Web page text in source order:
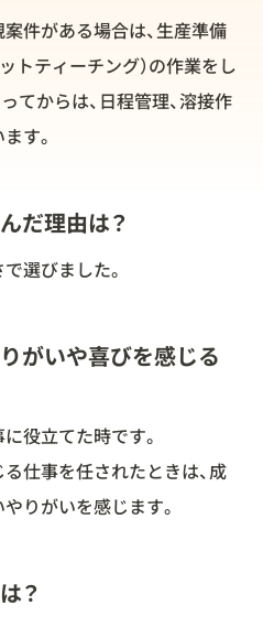
件がある場合は、生産準備
トティーチング）の作業をし
てからは、日程管理、溶接作
す。
だ理由は？
選びました。
がいや喜びを感じる
役立てた時です。
仕事を任されたときは、成
りがいを感じます。
？